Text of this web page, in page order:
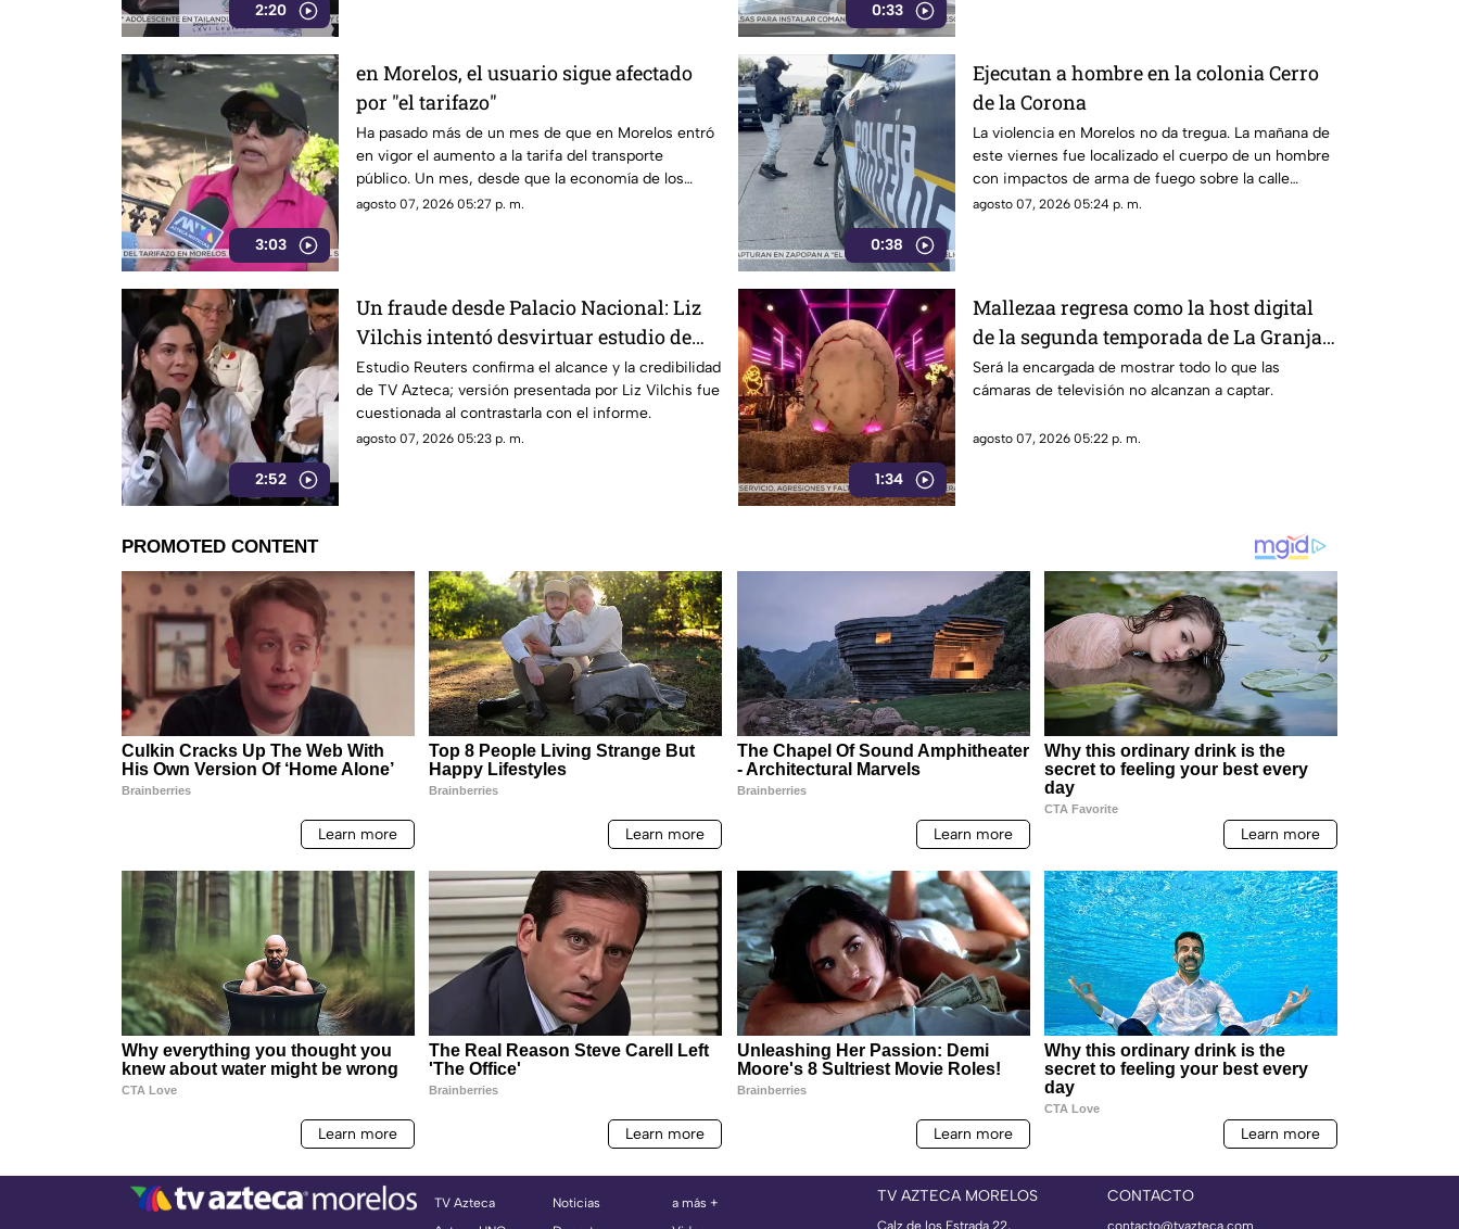
2:20 0:33
3:03
en Morelos, el usuario sigue afectado
por "el tarifazo"
Ha pasado más de un mes de que en Morelos entró
en vigor el aumento a la tarifa del transporte
público. Un mes, desde que la economía de los
morelenses se vio afectada y los ciudadanos
agosto 07, 2026 05:27 p. m.
0:38
Ejecutan a hombre en la colonia Cerro
de la Corona
La violencia en Morelos no da tregua. La mañana de
este viernes fue localizado el cuerpo de un hombre
con impactos de arma de fuego sobre la calle
alianza nacional, en la colonia cerro de la corona, en
agosto 07, 2026 05:24 p. m.
2:52
Un fraude desde Palacio Nacional: Liz
Vilchis intentó desvirtuar estudio de
Reuters sobre la credibilidad de TV
Azteca
Estudio Reuters confirma el alcance y la credibilidad
de TV Azteca; versión presentada por Liz Vilchis fue
cuestionada al contrastarla con el informe.
agosto 07, 2026 05:23 p. m.
1:34
Mallezaa regresa como la host digital
de la segunda temporada de La Granja
VIP
Será la encargada de mostrar todo lo que las
cámaras de televisión no alcanzan a captar.
agosto 07, 2026 05:22 p. m.
TV Azteca
Noticias
a más +
TV AZTECA MORELOS
Calz de los Estrada 22,
CONTACTO
contacto@tvazteca.com